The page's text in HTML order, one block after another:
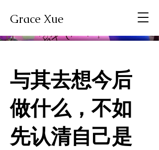
Grace Xue
与其去想今后
做什么，不如
先认清自己是